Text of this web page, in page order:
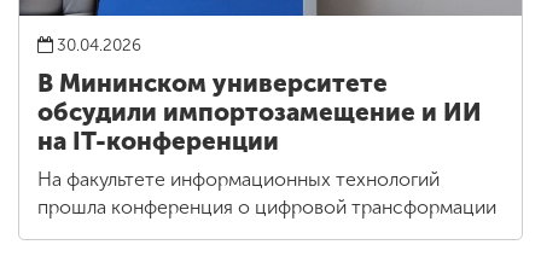
30.04.2026
В Мининском университете
обсудили импортозамещение и ИИ
на IT-конференции
На факультете информационных технологий
прошла конференция о цифровой трансформации